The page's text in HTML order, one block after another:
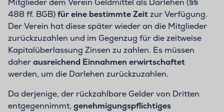
Mitglieder dem Verein Geldmittel als Darlehen (§§
488 ff. BGB)für eine bestimmte Zeitzur Verfügung.
Der Verein hat diese später wieder an die Mitglieder
zurückzuzahlen und im Gegenzug für die zeitweise
Kapitalüberlassung Zinsen zu zahlen. Es müssen
daherausreichend Einnahmen erwirtschaftet
werden, um die Darlehen zurückzuzahlen.
Da derjenige, der rückzahlbare Gelder von Dritten
entgegennimmt, genehmigungspflichtiges